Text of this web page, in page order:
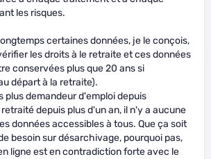
les risques.
certaines données, je le conçois,
les droits à le retraite et ces données
conservées plus que 20 ans si
départ à la retraite).
plus demandeur d'emploi depuis
depuis plus d'un an, il n'y a aucune
données accessibles à tous. Que ça soit
besoin sur désarchivage, pourquoi pas,
ligne est en contradiction forte avec le